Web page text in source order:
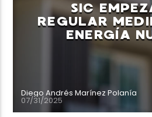
SIC
REGULAR
ENERGÍA
Diego Andrés Marínez Polanía
07/31/2025